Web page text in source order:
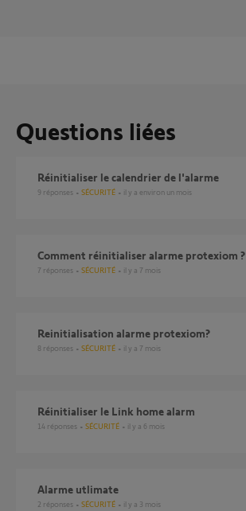
Questions liées
Réinitialiser le calendrier de l'alarme
9 réponses SÉCURITÉ il y a environ un mois
Comment réinitialiser alarme protexiom ?
7 réponses SÉCURITÉ il y a 7 mois
Reinitialisation alarme protexiom?
8 réponses SÉCURITÉ il y a 7 mois
réinitialiser le Link home alarm
14 réponses SÉCURITÉ il y a 6 mois
Alarme utlimate
2 réponses SÉCURITÉ il y a 3 mois